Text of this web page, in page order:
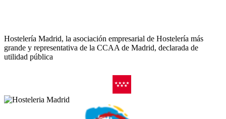
Hostelería Madrid, la asociación empresarial de Hostelería más
grande y representativa de la CCAA de Madrid, declarada de
utilidad pública